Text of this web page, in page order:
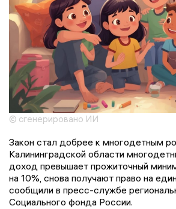
© сгенерировано ИИ
Закон стал добрее к многодетным
Калининградской области
доход превышает прожиточный
на 10%, снова получают право на
сообщили в пресс-службе
Социального фонда России.